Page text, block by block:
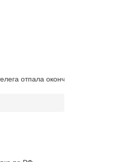
окончательно. тем кто